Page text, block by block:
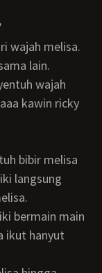
lain.
kawin ricky
langsung
ikut hanyut